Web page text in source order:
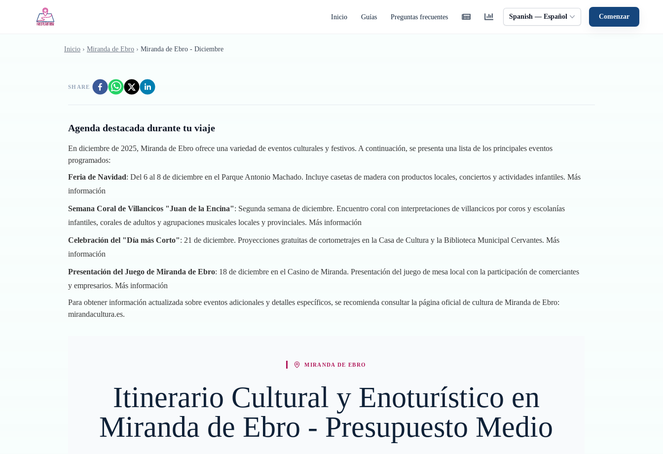
Inicio Guías Preguntas frecuentes Spanish — Español Comenzar
Inicio › Miranda de Ebro › Miranda de Ebro - Diciembre
SHARE
Agenda destacada durante tu viaje
En diciembre de 2025, Miranda de Ebro ofrece una variedad de eventos culturales y festivos. A continuación, se presenta una lista de los principales eventos
programados:
Feria de Navidad: Del 6 al 8 de diciembre en el Parque Antonio Machado. Incluye casetas de madera con productos locales, conciertos y actividades infantiles. Más
información
Semana Coral de Villancicos "Juan de la Encina": Segunda semana de diciembre. Encuentro coral con interpretaciones de villancicos por coros y escolanías
infantiles, corales de adultos y agrupaciones musicales locales y provinciales. Más información
Celebración del "Día más Corto": 21 de diciembre. Proyecciones gratuitas de cortometrajes en la Casa de Cultura y la Biblioteca Municipal Cervantes. Más
información
Presentación del Juego de Miranda de Ebro: 18 de diciembre en el Casino de Miranda. Presentación del juego de mesa local con la participación de comerciantes
y empresarios. Más información
Para obtener información actualizada sobre eventos adicionales y detalles específicos, se recomienda consultar la página oficial de cultura de Miranda de Ebro:
mirandacultura.es.
MIRANDA DE EBRO
Itinerario Cultural y Enoturístico en
Miranda de Ebro - Presupuesto Medio